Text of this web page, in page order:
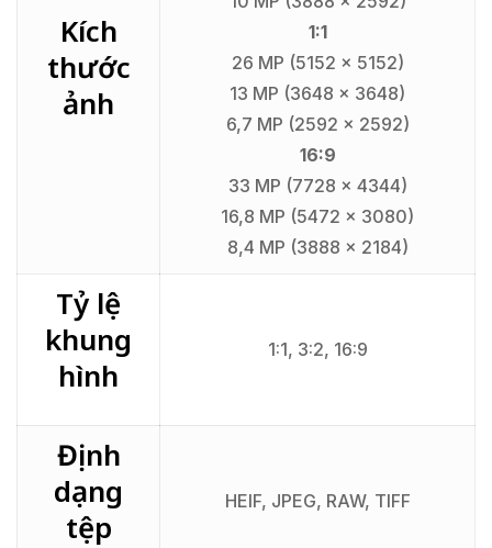
Kích
thước
ảnh
1:1
26 MP (5152 x 5152)
13 MP (3648 x 3648)
6,7 MP (2592 x 2592)
16:9
33 MP (7728 x 4344)
16,8 MP (5472 x 3080)
8,4 MP (3888 x 2184)
Tỷ lệ
khung
hình
1:1, 3:2, 16:9
Định
dạng
tệp
HEIF, JPEG, RAW, TIFF